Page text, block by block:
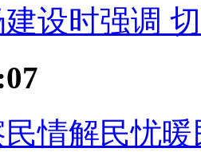
设时强调
情解民忧